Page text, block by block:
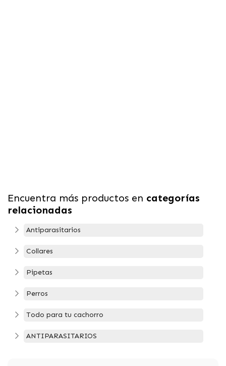
Encuentra más productos en categorías
relacionadas
Antiparasitarios
Collares
Pipetas
Perros
Todo para tu cachorro
ANTIPARASITARIOS